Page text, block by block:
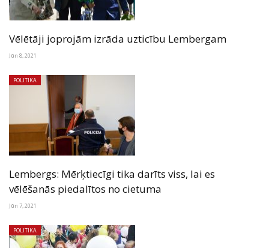
Vēlētāji joprojām izrāda uzticību Lembergam
Jūn 8, 2021
POLITIKA
Lembergs: Mērķtiecīgi tika darīts viss, lai es
vēlēšanās piedalītos no cietuma
Jūn 7, 2021
POLITIKA